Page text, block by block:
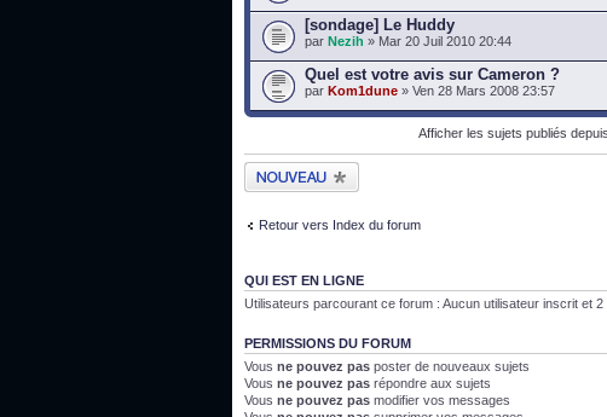
[sondage] Le Huddy
par Nezih » Mar 20 Juil 2010 20:44
Quel est votre avis sur Cameron ?
par Kom1dune » Ven 28 Mars 2008 23:57
Afficher les sujets publiés
Publier un nouveau
sujet
Retour vers Index du forum
QUI EST EN LIGNE
Utilisateurs parcourant ce forum : Aucun utilisateur inscrit et 2
PERMISSIONS DU FORUM
Vous ne pouvez pas poster de nouveaux sujets
Vous ne pouvez pas répondre aux sujets
Vous ne pouvez pas modifier vos messages